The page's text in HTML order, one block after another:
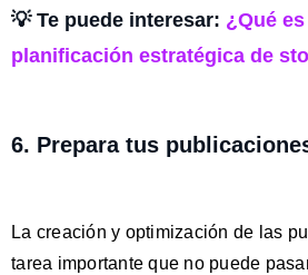
💡 Te puede interesar: ¿Qué
planificación estratégica de
6. Prepara tus
La creación y optimización de las
tarea importante que no puede